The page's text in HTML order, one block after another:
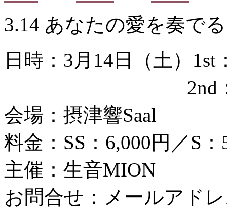
3.14 あなたの愛を奏で
日時：3月14日（土）1st
2nd
会場：摂津響Saal
料金：SS：6,000円／S：
主催：生音MION
お問合せ：メールアド